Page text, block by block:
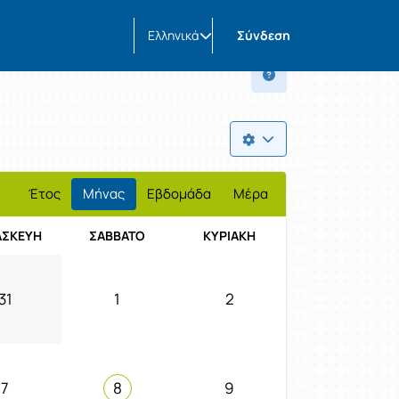
Ελληνικά Σύνδεση
Έτος Μήνας Εβδομάδα Μέρα
ΣΆΒΒΑΤΟ ΚΥΡΙΑΚΉ
1 2
7 8 9